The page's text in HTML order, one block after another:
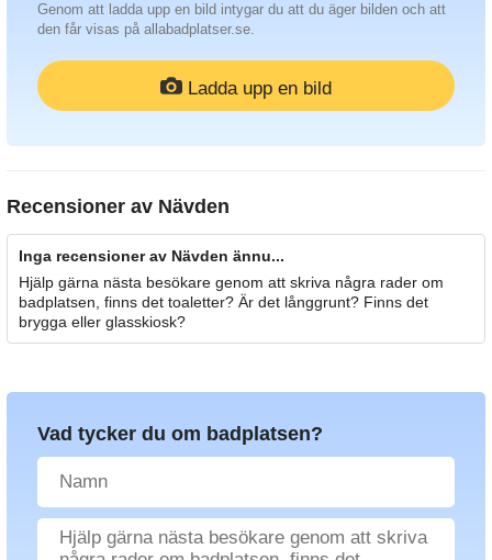
Genom att ladda upp en bild intygar du att du äger bilden och att
den får visas på allabadplatser.se.
Ladda upp en bild
Recensioner av Nävden
Inga recensioner av Nävden ännu...
Hjälp gärna nästa besökare genom att skriva några rader om
badplatsen, finns det toaletter? Är det långgrunt? Finns det
brygga eller glasskiosk?
Vad tycker du om badplatsen?